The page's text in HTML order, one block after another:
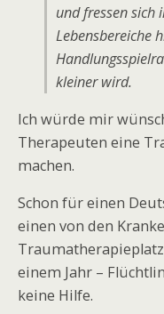
und fressen sich
Lebensbereiche
kleiner wird.
Ich würde mir
Therapeuten eine
machen.
Schon für einen
einen von den
einem Jahr –
keine Hilfe.